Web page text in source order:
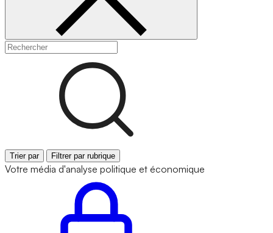
Trier par Filtrer par rubrique
Votre média d'analyse politique et économique